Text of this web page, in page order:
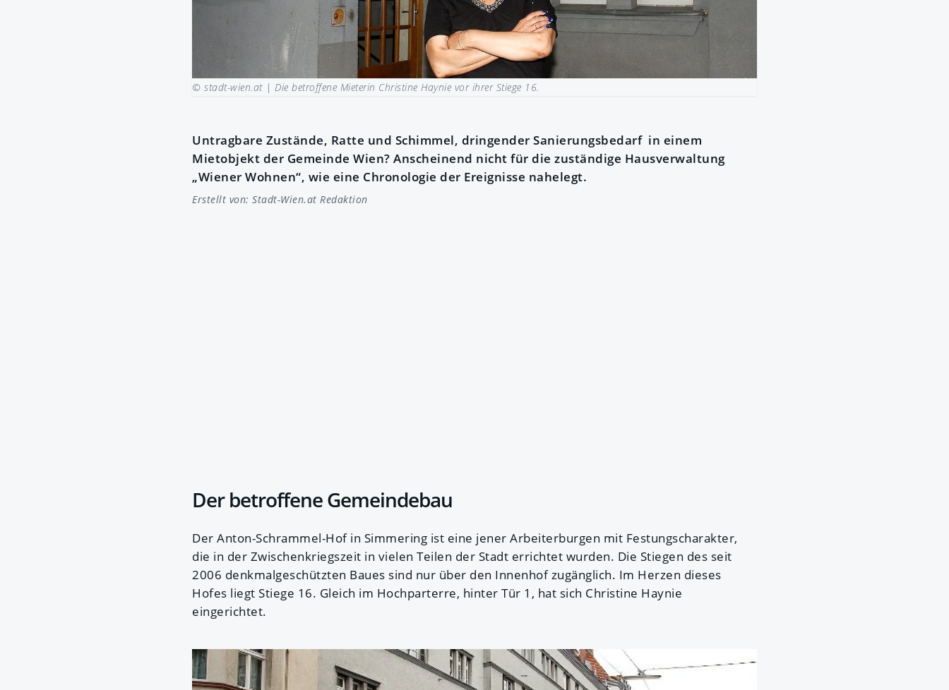
© stadt-wien.at | Die betroffene Mieterin Christine Haynie vor ihrer Stiege 16.
Untragbare Zustände, Ratte und Schimmel, dringender Sanierungsbedarf in einem
Mietobjekt der Gemeinde Wien? Anscheinend nicht für die zuständige Hausverwaltung
„Wiener Wohnen“, wie eine Chronologie der Ereignisse nahelegt.
Erstellt von: Stadt-Wien.at Redaktion
Der betroffene Gemeindebau
Der Anton-Schrammel-Hof in Simmering ist eine jener Arbeiterburgen mit Festungscharakter,
die in der Zwischenkriegszeit in vielen Teilen der Stadt errichtet wurden. Die Stiegen des seit
2006 denkmalgeschützten Baues sind nur über den Innenhof zugänglich. Im Herzen dieses
Hofes liegt Stiege 16. Gleich im Hochparterre, hinter Tür 1, hat sich Christine Haynie
eingerichtet.